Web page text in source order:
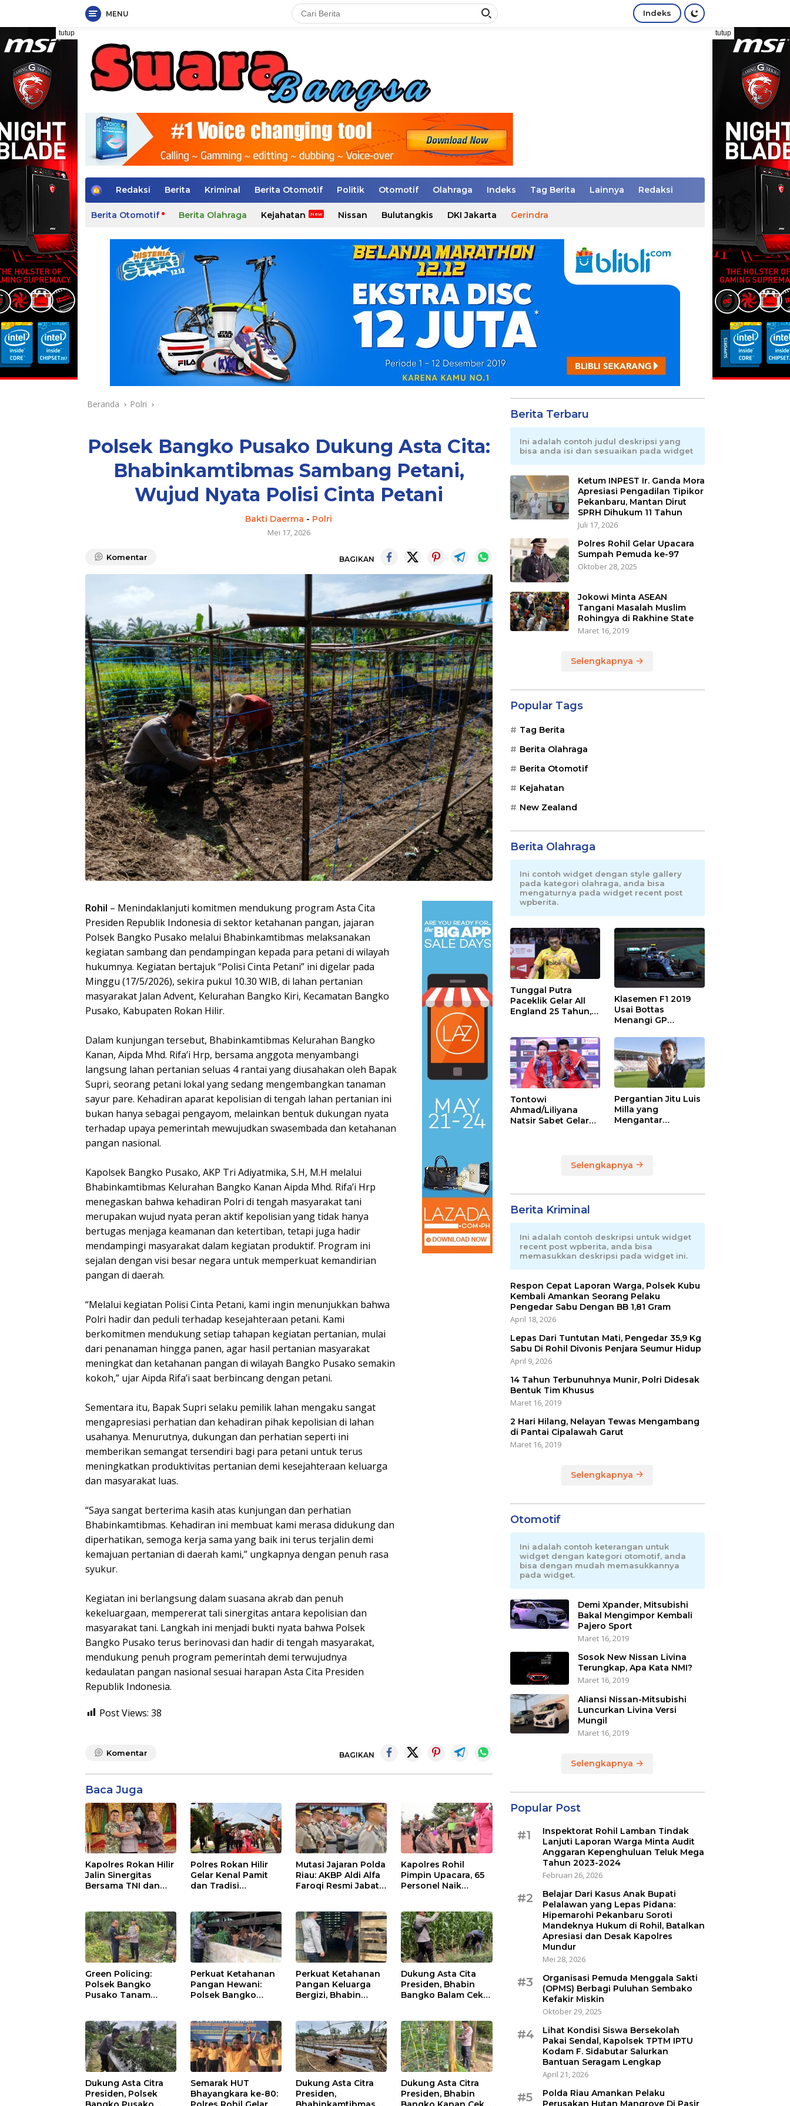
ke
MENU Indeks
tutup tutup
H
m
e
Redaksi Berita Kriminal Berita Otomotif Politik Otomotif Olahraga Indeks Tag Berita Lainnya Redaksi
Berita Otomotif Berita Olahraga Kejahatan Nissan Bulutangkis DKI Jakarta Gerindra
Beranda Polri
Polsek Bangko Pusako Dukung Asta Cita:
Bhabinkamtibmas Sambang Petani,
Wujud Nyata Polisi Cinta Petani
Bakti Daerma - Polri
Mei 17, 2026
Komentar BAGIKAN
Rohil – Menindaklanjuti komitmen mendukung program Asta Cita
Presiden Republik Indonesia di sektor ketahanan pangan, jajaran
Polsek Bangko Pusako melalui Bhabinkamtibmas melaksanakan
kegiatan sambang dan pendampingan kepada para petani di wilayah
hukumnya. Kegiatan bertajuk “Polisi Cinta Petani” ini digelar pada
Minggu (17/5/2026), sekira pukul 10.30 WIB, di lahan pertanian
masyarakat Jalan Advent, Kelurahan Bangko Kiri, Kecamatan Bangko
Pusako, Kabupaten Rokan Hilir.
Dalam kunjungan tersebut, Bhabinkamtibmas Kelurahan Bangko
Kanan, Aipda Mhd. Rifa’i Hrp, bersama anggota menyambangi
langsung lahan pertanian seluas 4 rantai yang diusahakan oleh Bapak
Supri, seorang petani lokal yang sedang mengembangkan tanaman
sayur pare. Kehadiran aparat kepolisian di tengah lahan pertanian ini
bukan hanya sebagai pengayom, melainkan bentuk dukungan nyata
terhadap upaya pemerintah mewujudkan swasembada dan ketahanan
pangan nasional.
Kapolsek Bangko Pusako, AKP Tri Adiyatmika, S.H, M.H melalui
Bhabinkamtibmas Kelurahan Bangko Kanan Aipda Mhd. Rifa’i Hrp
menegaskan bahwa kehadiran Polri di tengah masyarakat tani
merupakan wujud nyata peran aktif kepolisian yang tidak hanya
bertugas menjaga keamanan dan ketertiban, tetapi juga hadir
mendampingi masyarakat dalam kegiatan produktif. Program ini
sejalan dengan visi besar negara untuk memperkuat kemandirian
pangan di daerah.
“Melalui kegiatan Polisi Cinta Petani, kami ingin menunjukkan bahwa
Polri hadir dan peduli terhadap kesejahteraan petani. Kami
berkomitmen mendukung setiap tahapan kegiatan pertanian, mulai
dari penanaman hingga panen, agar hasil pertanian masyarakat
meningkat dan ketahanan pangan di wilayah Bangko Pusako semakin
kokoh,” ujar Aipda Rifa’i saat berbincang dengan petani.
Sementara itu, Bapak Supri selaku pemilik lahan mengaku sangat
mengapresiasi perhatian dan kehadiran pihak kepolisian di lahan
usahanya. Menurutnya, dukungan dan perhatian seperti ini
memberikan semangat tersendiri bagi para petani untuk terus
meningkatkan produktivitas pertanian demi kesejahteraan keluarga
dan masyarakat luas.
“Saya sangat berterima kasih atas kunjungan dan perhatian
Bhabinkamtibmas. Kehadiran ini membuat kami merasa didukung dan
diperhatikan, semoga kerja sama yang baik ini terus terjalin demi
kemajuan pertanian di daerah kami,” ungkapnya dengan penuh rasa
syukur.
Kegiatan ini berlangsung dalam suasana akrab dan penuh
kekeluargaan, mempererat tali sinergitas antara kepolisian dan
masyarakat tani. Langkah ini menjadi bukti nyata bahwa Polsek
Bangko Pusako terus berinovasi dan hadir di tengah masyarakat,
mendukung penuh program pemerintah demi terwujudnya
kedaulatan pangan nasional sesuai harapan Asta Cita Presiden
Republik Indonesia.
Post Views: 38
Komentar BAGIKAN
Baca Juga
Kapolres Rokan Hilir
Jalin Sinergitas
Bersama TNI dan
Polres Rokan Hilir
Gelar Kenal Pamit
dan Tradisi
AKBP Aldi Alfa
Faroqi Resmi
Menjabat
Mutasi Jajaran Polda
Riau: AKBP Aldi Alfa
Faroqi Resmi Jabat
Imam Syahroni
Kapolres Rohil
Pimpin Upacara, 65
Personel Naik
Profesionalisme &
Pelayanan
Green Policing:
Polsek Bangko
Pusako Tanam
Program Unggulan
Kapolda Riau
Perkuat Ketahanan
Pangan Hewani:
Polsek Bangko
Bangko Makmur
Perkuat Ketahanan
Pangan Keluarga
Bergizi, Bhabin
Warga
Dukung Asta Cita
Presiden, Bhabin
Bangko Balam Cek
Dukung Asta Citra
Presiden, Polsek
Semarak HUT
Bhayangkara ke-80:
Dukung Asta Citra
Presiden,
Dukung Asta Citra
Presiden, Bhabin
Berita Terbaru
Ini adalah contoh judul deskripsi yang
bisa anda isi dan sesuaikan pada widget
Ketum INPEST Ir. Ganda Mora
Apresiasi Pengadilan Tipikor
Pekanbaru, Mantan Dirut
SPRH Dihukum 11 Tahun
Juli 17, 2026
Polres Rohil Gelar Upacara
Sumpah Pemuda ke-97
Oktober 28, 2025
Jokowi Minta ASEAN
Tangani Masalah Muslim
Rohingya di Rakhine State
Maret 16, 2019
Selengkapnya
Popular Tags
Tag Berita
Berita Olahraga
Berita Otomotif
Kejahatan
New Zealand
Berita Olahraga
Ini contoh widget dengan style gallery
pada kategori olahraga, anda bisa
mengaturnya pada widget recent post
wpberita.
Tunggal Putra
Paceklik Gelar All
England 25 Tahun,
Klasemen F1 2019
Usai Bottas
Menangi GP
Tontowi
Ahmad/Liliyana
Natsir Sabet Gelar
Pergantian Jitu Luis
Milla yang
Mengantar
Selengkapnya
Berita Kriminal
Ini adalah contoh deskripsi untuk widget
recent post wpberita, anda bisa
memasukkan deskripsi pada widget ini.
Respon Cepat Laporan Warga, Polsek Kubu
Kembali Amankan Seorang Pelaku
Pengedar Sabu Dengan BB 1,81 Gram
April 18, 2026
Lepas Dari Tuntutan Mati, Pengedar 35,9 Kg
Sabu Di Rohil Divonis Penjara Seumur Hidup
April 9, 2026
14 Tahun Terbunuhnya Munir, Polri Didesak
Bentuk Tim Khusus
Maret 16, 2019
2 Hari Hilang, Nelayan Tewas Mengambang
di Pantai Cipalawah Garut
Maret 16, 2019
Selengkapnya
Otomotif
Ini adalah contoh keterangan untuk
widget dengan kategori otomotif, anda
bisa dengan mudah memasukkannya
pada widget.
Demi Xpander, Mitsubishi
Bakal Mengimpor Kembali
Pajero Sport
Maret 16, 2019
Sosok New Nissan Livina
Terungkap, Apa Kata NMI?
Maret 16, 2019
Aliansi Nissan-Mitsubishi
Luncurkan Livina Versi
Mungil
Maret 16, 2019
Selengkapnya
Popular Post
#1
Inspektorat Rohil Lamban Tindak
Lanjuti Laporan Warga Minta Audit
Anggaran Kepenghuluan Teluk Mega
Tahun 2023-2024
Februari 26, 2026
#2
Belajar Dari Kasus Anak Bupati
Pelalawan yang Lepas Pidana:
Hipemarohi Pekanbaru Soroti
Mandeknya Hukum di Rohil, Batalkan
Apresiasi dan Desak Kapolres
Mundur
Mei 28, 2026
#3
Organisasi Pemuda Menggala Sakti
(OPMS) Berbagi Puluhan Sembako
Kefakir Miskin
Oktober 29, 2025
#4
Lihat Kondisi Siswa Bersekolah
Pakai Sendal, Kapolsek TPTM IPTU
Kodam F. Sidabutar Salurkan
Bantuan Seragam Lengkap
April 21, 2026
#5
Polda Riau Amankan Pelaku
Perusakan Hutan Mangrove Di Pasir